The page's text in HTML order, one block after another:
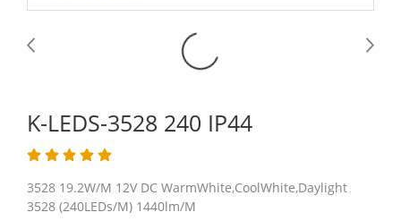
K-LEDS-3528 240 IP44
3528 19.2W/M 12V DC WarmWhite,CoolWhite,Daylight
3528 (240LEDs/M) 1440lm/M